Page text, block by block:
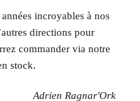
le
!
incroyables à nos
directions pour
commander via notre
stock.
Adrien Ragnar'Ork